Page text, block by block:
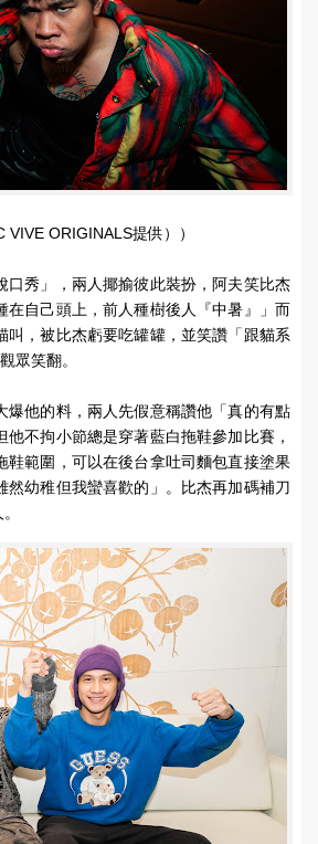
ORIGINALS提供））
秀」，兩人揶揄彼此裝扮，阿夫笑比杰
自己頭上，前人種樹後人『中暑』」而
，被比杰虧要吃罐罐，並笑讚「跟貓系
眾笑翻。
他的料，兩人先假意稱讚他「真的有點
不拘小節總是穿著藍白拖鞋參加比賽，
鞋範圍，可以在後台拿吐司麵包直接塗果
幼稚但我蠻喜歡的」。比杰再加碼補刀